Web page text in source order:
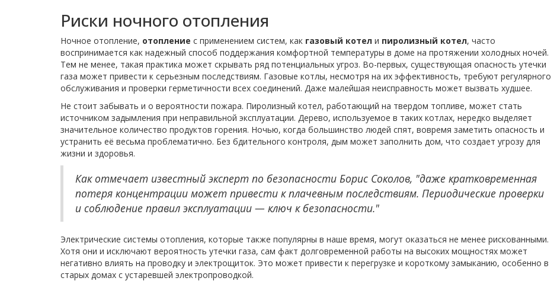
Риски ночного отопления
Ночное отопление, отопление с применением систем, как газовый котел и пиролизный котел, часто
воспринимается как надежный способ поддержания комфортной температуры в доме на протяжении холодных ночей.
Тем не менее, такая практика может скрывать ряд потенциальных угроз. Во-первых, существующая опасность утечки
газа может привести к серьезным последствиям. Газовые котлы, несмотря на их эффективность, требуют регулярного
обслуживания и проверки герметичности всех соединений. Даже малейшая неисправность может вызвать худшее.
Не стоит забывать и о вероятности пожара. Пиролизный котел, работающий на твердом топливе, может стать
источником задымления при неправильной эксплуатации. Дерево, используемое в таких котлах, нередко выделяет
значительное количество продуктов горения. Ночью, когда большинство людей спят, вовремя заметить опасность и
устранить её весьма проблематично. Без бдительного контроля, дым может заполнить дом, что создает угрозу для
жизни и здоровья.
Как отмечает известный эксперт по безопасности Борис Соколов, "даже кратковременная
потеря концентрации может привести к плачевным последствиям. Периодические проверки
и соблюдение правил эксплуатации — ключ к безопасности."
Электрические системы отопления, которые также популярны в наше время, могут оказаться не менее рискованными.
Хотя они и исключают вероятность утечки газа, сам факт долговременной работы на высоких мощностях может
негативно влиять на проводку и электрощиток. Это может привести к перегрузке и короткому замыканию, особенно в
старых домах с устаревшей электропроводкой.